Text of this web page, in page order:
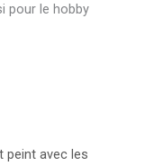
pour le hobby
peint avec les